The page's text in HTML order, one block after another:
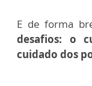
E de forma
desafios: o
cuidado dos